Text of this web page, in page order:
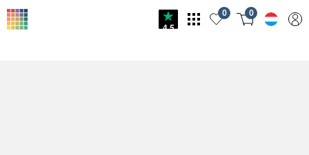
4.5
0 0